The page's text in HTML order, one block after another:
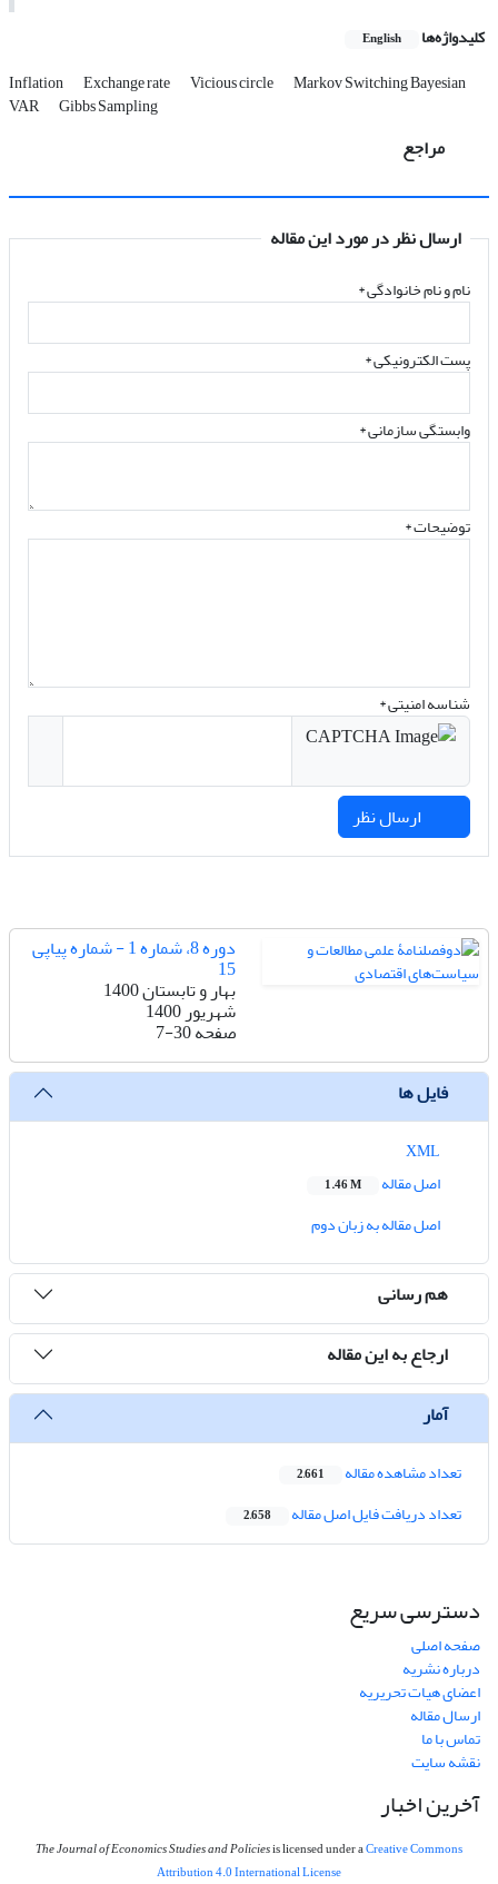
کلیدواژه‌ها English
Inflation Exchange rate Vicious circle Markov Switching Bayesian
VAR Gibbs Sampling
مراجع
ارسال نظر در مورد این مقاله
نام و نام خانوادگی*
پست الکترونیکی*
وابستگی سازمانی *
توضیحات *
شناسه امنیتی *
دوره 8، شماره 1 - شماره پیاپی
15
بهار و تابستان 1400
شهریور 1400
صفحه7-30
فایل ها
اصل مقاله
1.46 M
اصل مقاله به زبان دوم
هم رسانی
ارجاع به این مقاله
آمار
تعداد مشاهده مقاله 2,661
تعداد دریافت فایل اصل مقاله 2,658
دسترسی سریع
صفحه اصلی
درباره نشریه
اعضای هیات تحریریه
ارسال مقاله
تماس با ما
نقشه سایت
آخرین اخبار
The Journal of Economics Studies and Policiesis licensed under aCreative Commons
Attribution 4.0 International License